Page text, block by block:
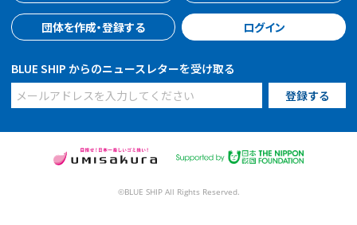
団体を作成・登録する ログイン
BLUE SHIP からのニュースレターを受け取る
©BLUE SHIP All Rights Reserved.